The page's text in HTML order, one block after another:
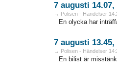
7 augusti
→ Polisen - Händelser
En olycka har
7 augusti
→ Polisen - Händelser
En bilist är